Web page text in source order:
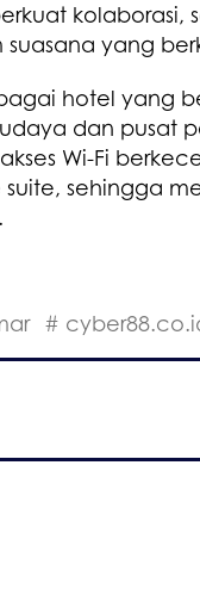
kolaborasi,
yang
hotel yang
dan pusat
Wi-Fi
sehingga
#